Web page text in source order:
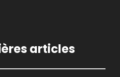
articles